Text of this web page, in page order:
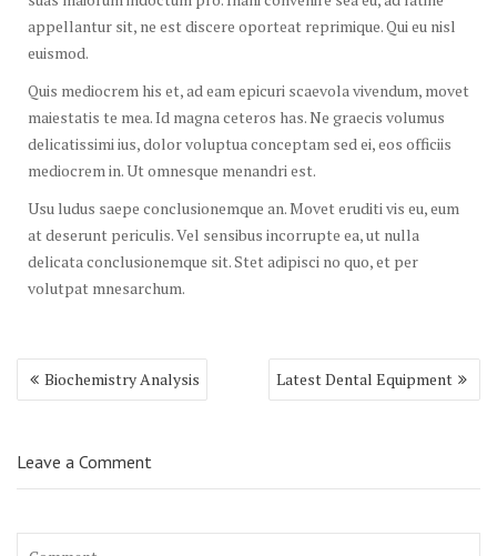
appellantur sit, ne est discere oporteat reprimique. Qui eu nisl
euismod.
Quis mediocrem his et, ad eam epicuri scaevola vivendum, movet
maiestatis te mea. Id magna ceteros has. Ne graecis volumus
delicatissimi ius, dolor voluptua conceptam sed ei, eos officiis
mediocrem in. Ut omnesque menandri est.
Usu ludus saepe conclusionemque an. Movet eruditi vis eu, eum
at deserunt periculis. Vel sensibus incorrupte ea, ut nulla
delicata conclusionemque sit. Stet adipisci no quo, et per
volutpat mnesarchum.
Post
navigation
Biochemistry Analysis Latest Dental Equipment
Leave a Comment